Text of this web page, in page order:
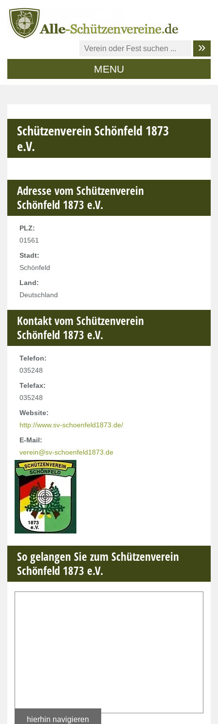
MENU
Schützenverein Schönfeld 1873
e.V.
Adresse vom Schützenverein
Schönfeld 1873 e.V.
PLZ:
01561
Stadt:
Schönfeld
Land:
Deutschland
Kontakt vom Schützenverein
Schönfeld 1873 e.V.
Telefon:
035248
Telefax:
035248
Website:
http://www.sv-schoenfeld1873.de/
E-Mail:
verein@sv-schoenfeld1873.de
So gelangen Sie zum Schützenverein
Schönfeld 1873 e.V.
hierhin navigieren